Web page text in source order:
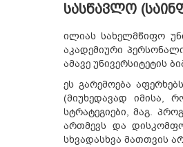
ᲡᲐᲡᲬᲐᲕᲚᲝ
ილიას სახელმწიფო
აკადემიური
ამავე უნივერსიტეტის
ეს გარემოება
(მიუხედავად იმისა,
სტრატეგიები, მაგ.
ართმევს და
სხვადასხვა მათთვის